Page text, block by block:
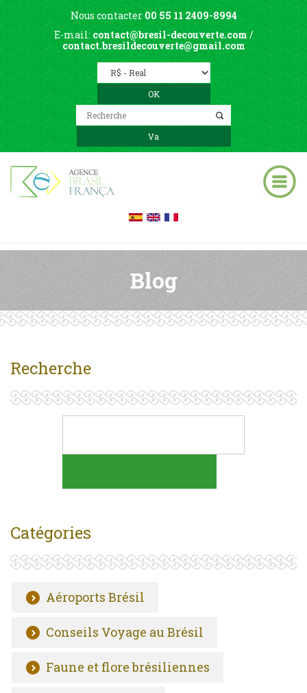
Nous contacter 00 55 11 2409-8994
E-mail: contact@bresil-decouverte.com /
contact.bresildecouverte@gmail.com
Blog
Recherche
Catégories
Aéroports Brésil
Conseils Voyage au Brésil
Faune et flore brésiliennes